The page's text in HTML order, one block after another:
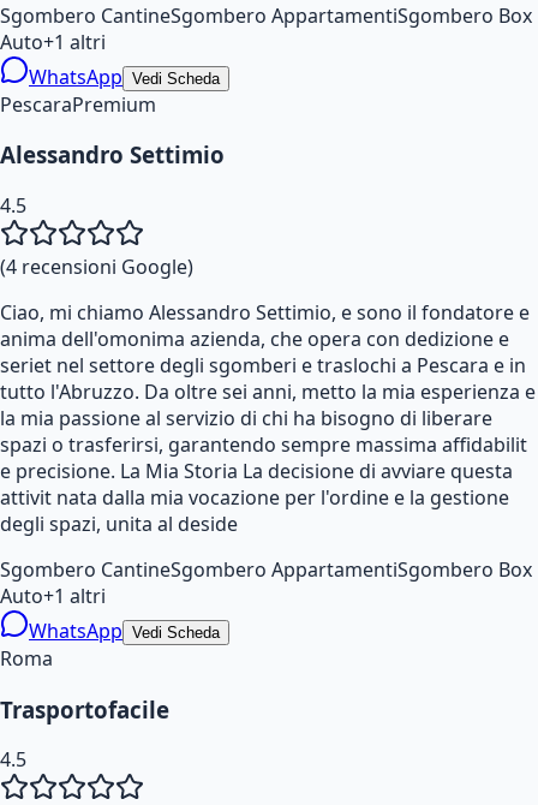
Sgombero CantineSgombero AppartamentiSgombero Box
Auto+1 altri
WhatsApp Vedi Scheda
PescaraPremium
Alessandro Settimio
4.5
(4 recensioni Google)
Ciao, mi chiamo Alessandro Settimio, e sono il fondatore e
anima dell'omonima azienda, che opera con dedizione e
seriet nel settore degli sgomberi e traslochi a Pescara e in
tutto l'Abruzzo. Da oltre sei anni, metto la mia esperienza e
la mia passione al servizio di chi ha bisogno di liberare
spazi o trasferirsi, garantendo sempre massima affidabilit
e precisione. La Mia Storia La decisione di avviare questa
attivit nata dalla mia vocazione per l'ordine e la gestione
degli spazi, unita al deside
Sgombero CantineSgombero AppartamentiSgombero Box
Auto+1 altri
WhatsApp Vedi Scheda
Roma
Trasportofacile
4.5